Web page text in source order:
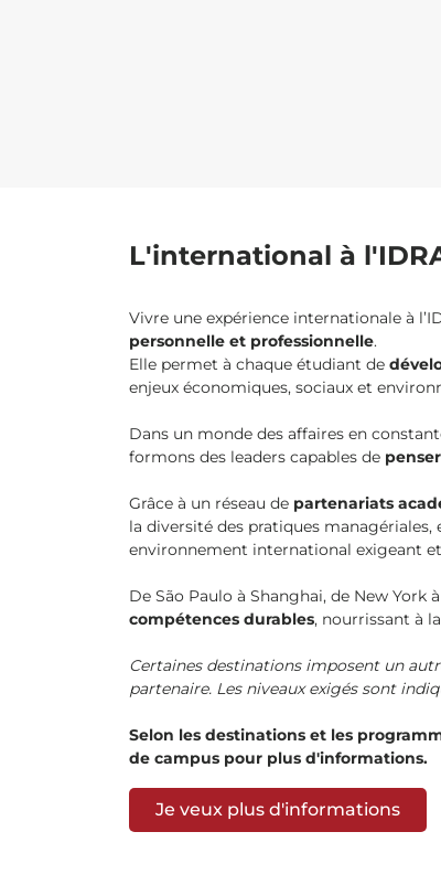
L'international à
Vivre une expérience internationale à
personnelle et professionnelle.
Elle permet à chaque étudiant de
enjeux économiques, sociaux et
Dans un monde des affaires en
formons des leaders capables de
Grâce à un réseau de partenariats
la diversité des pratiques
environnement international exigeant
De São Paulo à Shanghai, de New York
compétences durables, nourrissant à
Certaines destinations imposent un
partenaire. Les niveaux exigés sont
Selon les destinations et les
de campus pour plus d'informations.
Je veux plus d'informations